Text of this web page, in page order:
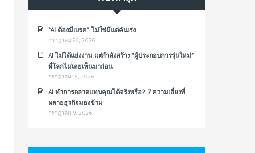
“AI ต้องมีเบรค“ ไม่ใช่มีแต่คันเร่ง
กรกฎาคม 26, 2026
AI ไม่ได้แย่งงาน แต่กำลังสร้าง “ผู้ประกอบการรุ่นใหม่”
ที่โลกไม่เคยเห็นมาก่อน
กรกฎาคม 15, 2026
AI ทำการตลาดแทนคุณได้จริงหรือ? 7 ความเสี่ยงที่
หลายธุรกิจมองข้าม
กรกฎาคม 9, 2026